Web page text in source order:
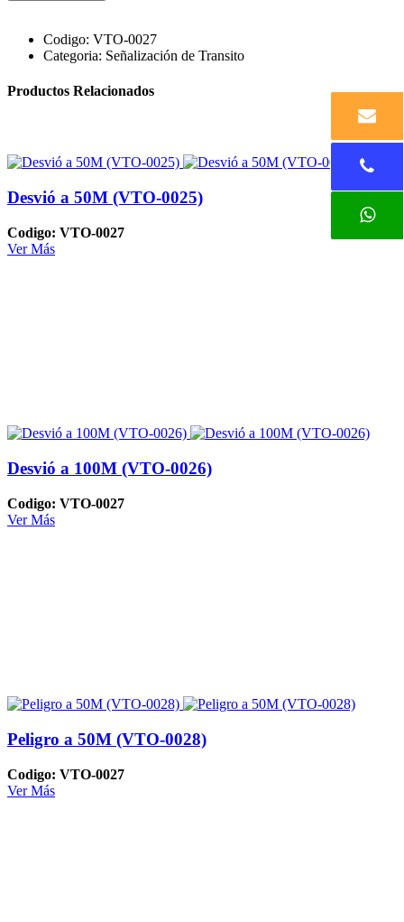
Codigo: VTO-0027
Categoria: Señalización de Transito
Productos Relacionados
Desvió a 50M (VTO-0025)
Codigo: VTO-0027
Ver Más
Desvió a 100M (VTO-0026)
Codigo: VTO-0027
Ver Más
Peligro a 50M (VTO-0028)
Codigo: VTO-0027
Ver Más